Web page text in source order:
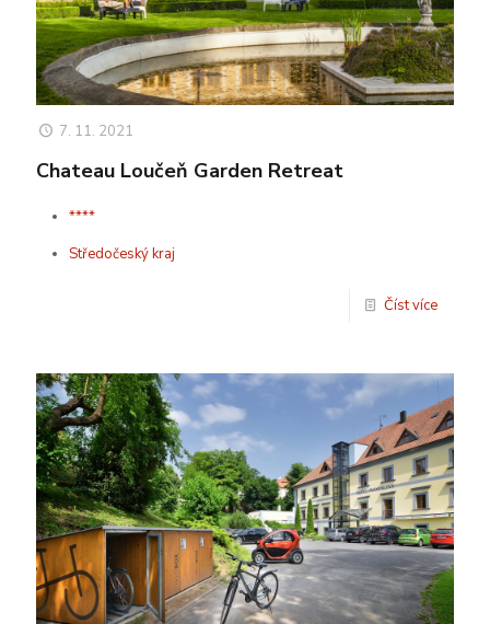
7. 11. 2021
Chateau Loučeň Garden Retreat
****
Středočeský kraj
Číst více